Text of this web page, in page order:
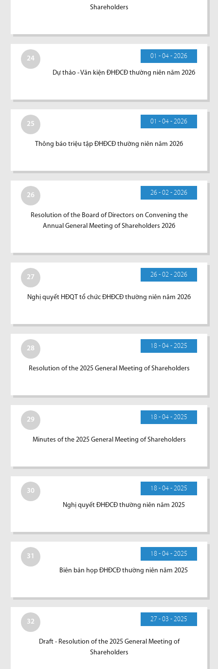
Shareholders
24 01 - 04 - 2026
Dự thảo - Văn kiện ĐHĐCĐ thường niên năm 2026
25 01 - 04 - 2026
Thông báo triệu tập ĐHĐCĐ thường niên năm 2026
26 26 - 02 - 2026
Resolution of the Board of Directors on Convening the
Annual General Meeting of Shareholders 2026
27 26 - 02 - 2026
Nghị quyết HĐQT tổ chức ĐHĐCĐ thường niên năm 2026
28 18 - 04 - 2025
Resolution of the 2025 General Meeting of Shareholders
29 18 - 04 - 2025
Minutes of the 2025 General Meeting of Shareholders
30 18 - 04 - 2025
Nghị quyết ĐHĐCĐ thường niên năm 2025
31 18 - 04 - 2025
Biên bản họp ĐHĐCĐ thường niên năm 2025
32 27 - 03 - 2025
Draft - Resolution of the 2025 General Meeting of
Shareholders